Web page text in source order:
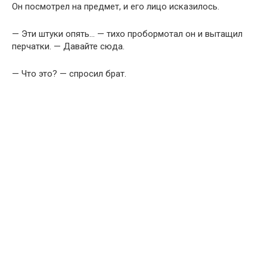
Он посмотрел на предмет, и его лицо исказилось.
— Эти штуки опять… — тихо пробормотал он и вытащил
перчатки. — Давайте сюда.
— Что это? — спросил брат.